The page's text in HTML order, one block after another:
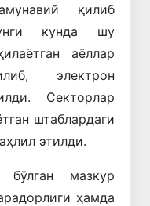
қилиб
кунда шу
аёллар
электрон
Секторлар
штаблардаги
этилди.
мазкур
ҳамда